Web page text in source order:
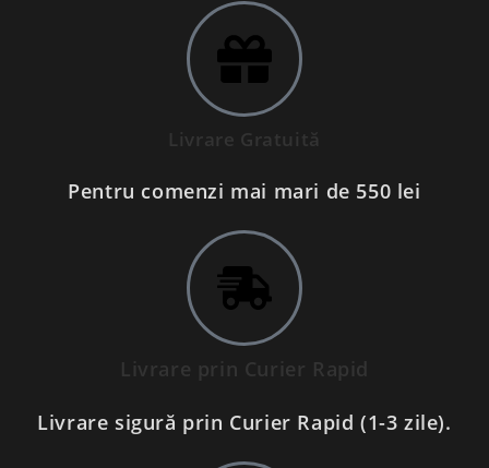
Livrare Gratuită
Pentru comenzi mai mari de 550 lei
Livrare prin Curier Rapid
Livrare sigură prin Curier Rapid (1-3 zile).